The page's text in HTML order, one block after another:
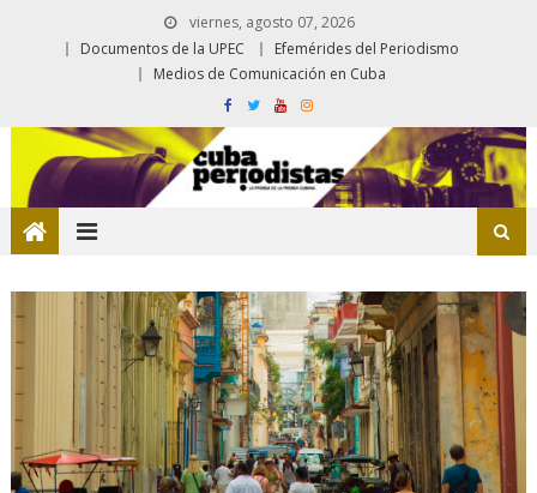
viernes, agosto 07, 2026
Documentos de la UPEC
Efemérides del Periodismo
Medios de Comunicación en Cuba